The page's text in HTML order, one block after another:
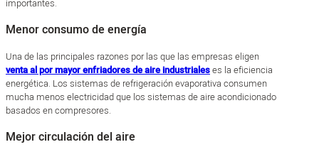
importantes.
Menor consumo de energía
Una de las principales razones por las que las empresas eligen
venta al por mayor enfriadores de aire industrialeses la eficiencia
energética. Los sistemas de refrigeración evaporativa consumen
mucha menos electricidad que los sistemas de aire acondicionado
basados en compresores.
Mejor circulación del aire